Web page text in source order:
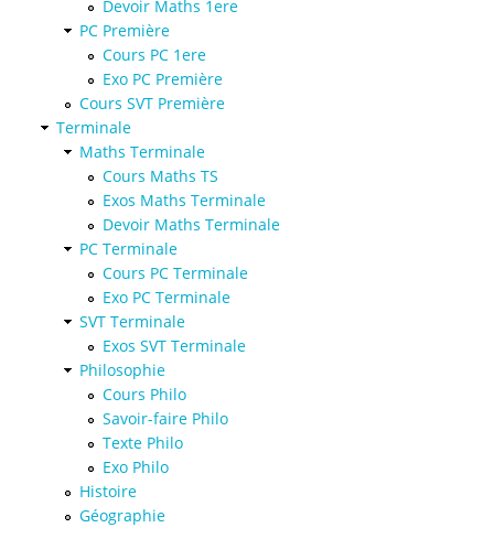
Devoir Maths 1ere
PC Première
Cours PC 1ere
Exo PC Première
Cours SVT Première
Terminale
Maths Terminale
Cours Maths TS
Exos Maths Terminale
Devoir Maths Terminale
PC Terminale
Cours PC Terminale
Exo PC Terminale
SVT Terminale
Exos SVT Terminale
Philosophie
Cours Philo
Savoir-faire Philo
Texte Philo
Exo Philo
Histoire
Géographie